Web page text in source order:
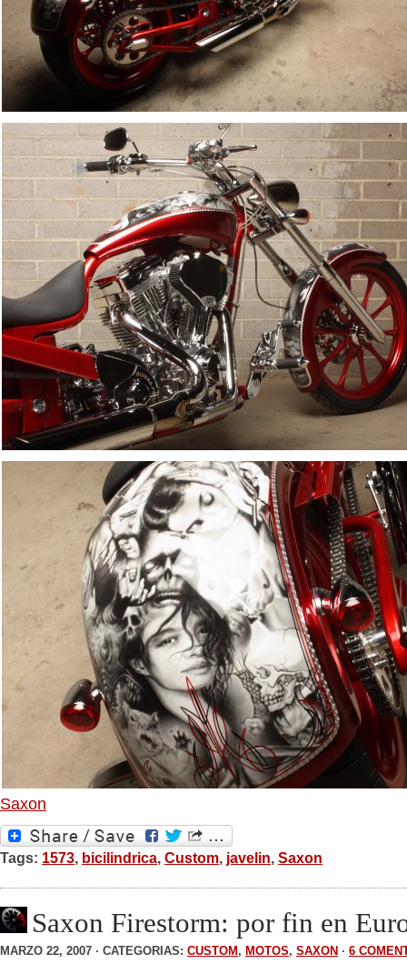
Saxon
Tags: 1573, bicilindrica, Custom, javelin, Saxon
Saxon Firestorm: por fin en
MARZO 22, 2007 · CATEGORIAS: CUSTOM , MOTOS, SAXON · 6